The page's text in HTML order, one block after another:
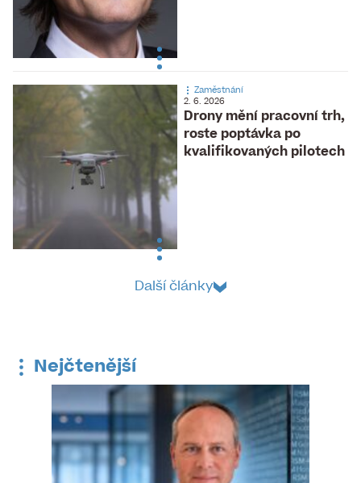
Drony mění pracovní trh,
roste poptávka po
kvalifikovaných pilotech
Zaměstnání
2. 6. 2026
Další články
Nejčtenější